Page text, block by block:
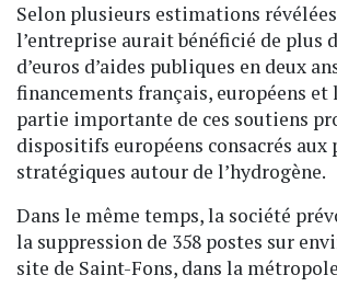
Selon plusieurs estimations
l’entreprise aurait bénéficié de plus
d’euros d’aides publiques en deux
financements français, européens et
partie importante de ces soutiens
dispositifs européens consacrés aux
stratégiques autour de l’hydrogène.
Dans le même temps, la société
la suppression de 358 postes sur
site de Saint-Fons, dans la